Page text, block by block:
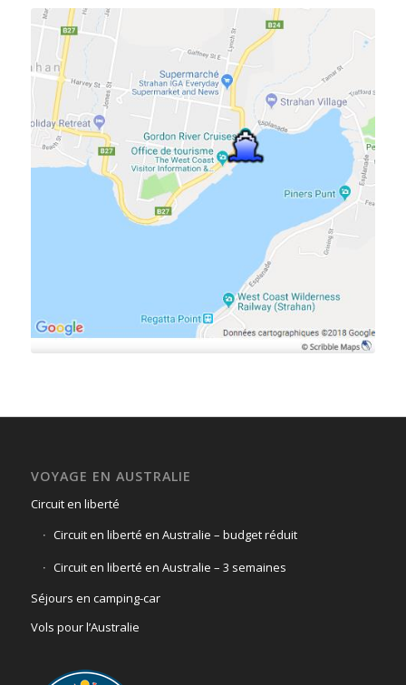
Cliquer pour agrandir le plan
VOYAGE EN AUSTRALIE
Circuit en liberté
Circuit en liberté en Australie – budget réduit
Circuit en liberté en Australie – 3 semaines
Séjours en camping-car
Vols pour l’Australie